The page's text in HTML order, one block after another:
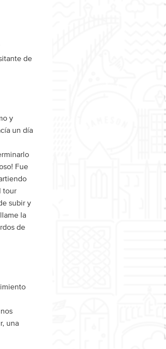
de
y
un día
Fue
tour
subir y
la
de
una